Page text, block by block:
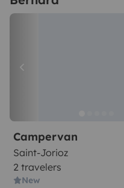
Campervan
Saint-Jorioz
2 travelers
New